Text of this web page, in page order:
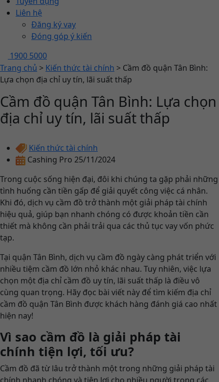
Liên hệ
Đăng ký vay
Đóng góp ý kiến
1900 5000
Trang chủ > Kiến thức tài chính > Cầm đồ quận Tân Bình:
Lựa chọn địa chỉ uy tín, lãi suất thấp
Cầm đồ quận Tân Bình: Lựa chọn
địa chỉ uy tín, lãi suất thấp
Kiến thức tài chính
Cashing Pro 25/11/2024
Trong cuộc sống hiện đại, đôi khi chúng ta gặp phải những
tình huống cần tiền gấp để giải quyết công việc cá nhân.
Khi đó, dịch vụ cầm đồ trở thành một giải pháp tài chính
hiệu quả, giúp bạn nhanh chóng có được khoản tiền cần
thiết mà không cần phải trải qua các thủ tục vay vốn phức
tạp.
Tại quận Tân Bình, dịch vụ cầm đồ ngày càng phát triển với
nhiều tiệm cầm đồ lớn nhỏ khác nhau. Tuy nhiên, việc lựa
chọn một địa chỉ cầm đồ uy tín, lãi suất thấp là điều vô
cùng quan trọng. Hãy đọc bài viết này để tìm kiếm địa chỉ
cầm đồ quận Tân Bình được khách hàng đánh giá cao nhất
hiện nay!
Vì sao cầm đồ là giải pháp tài
chính tiện lợi, tối ưu?
Cầm đồ đã từ lâu trở thành một trong những giải pháp tài